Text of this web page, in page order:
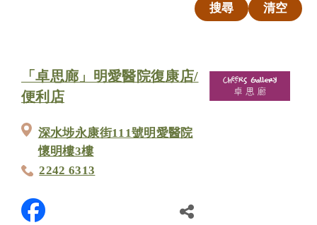
搜尋 清空
「卓思廊」明愛醫院復康店/
便利店
深水埗永康街111號明愛醫院
懷明樓3樓
2242 6313